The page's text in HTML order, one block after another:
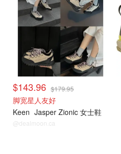
$143.96 $179.95
脚宽星人友好
Keen Jasper Zionic 女士鞋
@dealmoon.ca